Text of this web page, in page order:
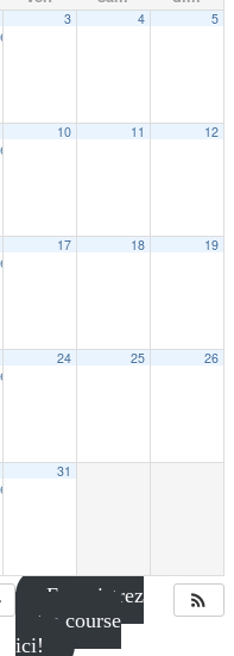
intérieur à Shawinigan
3 4 5
intérieur à Shawinigan
10 11 12
intérieur à Shawinigan
17 18 19
intérieur à Shawinigan
24 25 26
intérieur à Shawinigan
31
Enregistrez
votre course
ici!